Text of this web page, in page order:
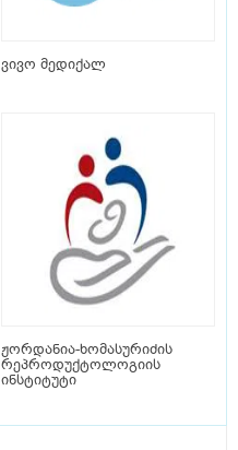
ვივო მედიქალ
ჟორდანია-ხომასურიძის
რეპროდუქტოლოგიის
ინსტიტუტი